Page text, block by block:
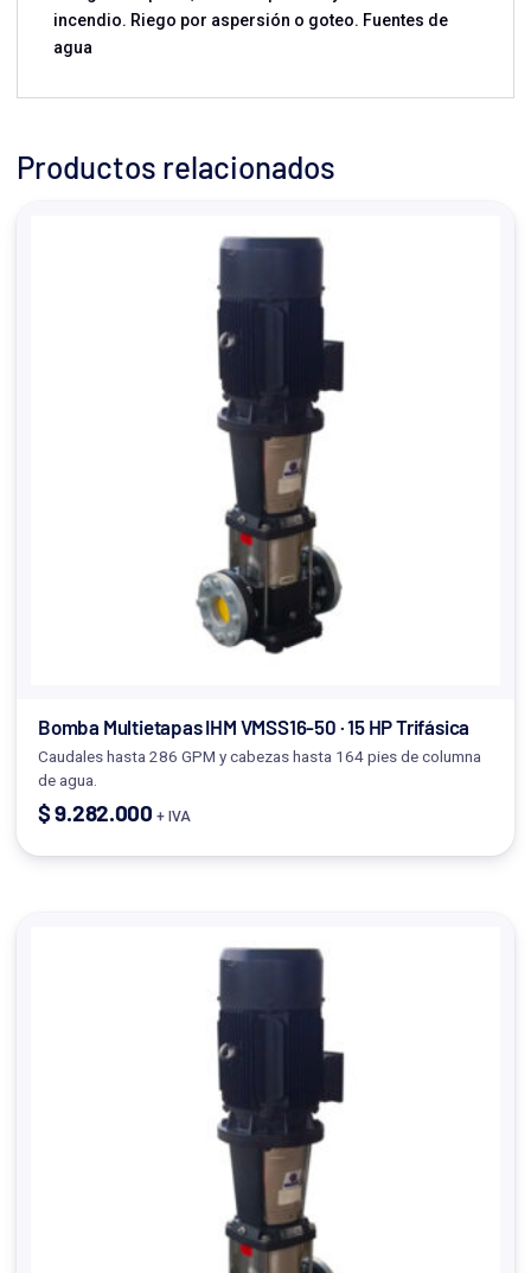
incendio. Riego por aspersión o goteo. Fuentes de
agua
Productos relacionados
Bomba Multietapas IHM VMSS16-50 · 15 HP Trifásica
Caudales hasta 286 GPM y cabezas hasta 164 pies de columna
de agua.
$9.282.000 + IVA